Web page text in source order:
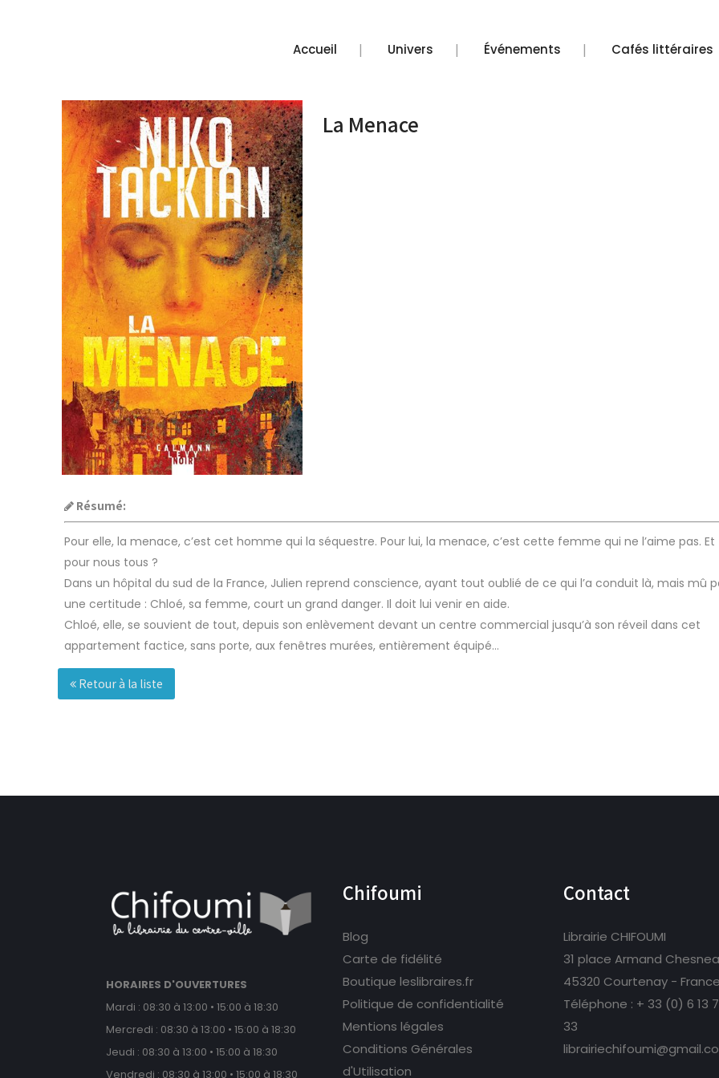
Accueil Univers Événements Cafés littéraires
La Menace
Résumé:
Pour elle, la menace, c’est cet homme qui la séquestre. Pour lui, la menace, c’est cette femme qui ne l’aime pas. Et
pour nous tous ?
Dans un hôpital du sud de la France, Julien reprend conscience, ayant tout oublié de ce qui l’a conduit là, mais mû
une certitude : Chloé, sa femme, court un grand danger. Il doit lui venir en aide.
Chloé, elle, se souvient de tout, depuis son enlèvement devant un centre commercial jusqu’à son réveil dans cet
appartement factice, sans porte, aux fenêtres murées, entièrement équipé…
Retour à la liste
HORAIRES D'OUVERTURES
Mardi : 08:30 à 13:00 • 15:00 à 18:30
Mercredi : 08:30 à 13:00 • 15:00 à 18:30
Jeudi : 08:30 à 13:00 • 15:00 à 18:30
Vendredi : 08:30 à 13:00 • 15:00 à 18:30
Chifoumi
Blog
Carte de fidélité
Boutique leslibraires.fr
Politique de confidentialité
Mentions légales
Conditions Générales
d'Utilisation
Contact
Librairie CHIFOUMI
31 place Armand
45320 Courtenay -
Téléphone : + 33 (0) 6 13
33